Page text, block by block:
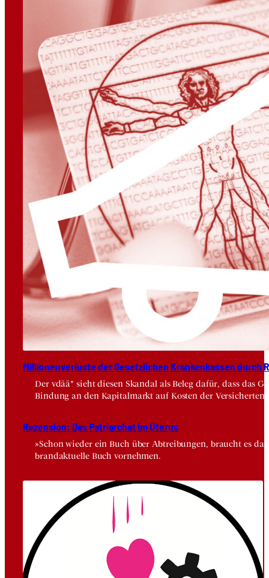
Mil­lio­nen­ver­lus­te der Gesetz­li­chen Kran­ken­kas­sen durch
Der vdää* sieht diesen Skandal als Beleg dafür, dass das
Bindung an den Kapitalmarkt auf Kosten der Versicherten.
Rezen­si­on: Das Patri­ar­chat im Ute­rus
»Schon wieder ein Buch über Abtreibungen, braucht es
brandaktuelle Buch vornehmen.